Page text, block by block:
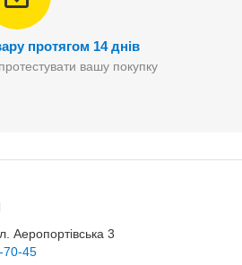
за якістю.
протягом 14 днів
вашу покупку
Аеропортівська 3
70-45